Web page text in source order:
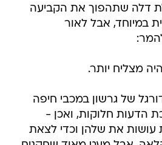
דלה שתהפוך את הקביעה
במיוחד, אבל לאור
מצליח יותר.
של גרשון במכבי חיפה
הדעות חלוקות, ואכן -
עושות את שלהן וכדי לצאת